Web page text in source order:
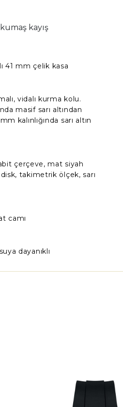
kayış
41 mm çelik kasa
vidalı kurma kolu.
masif sarı altından
kalınlığında sarı altın
çerçeve, mat siyah
takimetrik ölçek, sarı
camı
dayanıklı